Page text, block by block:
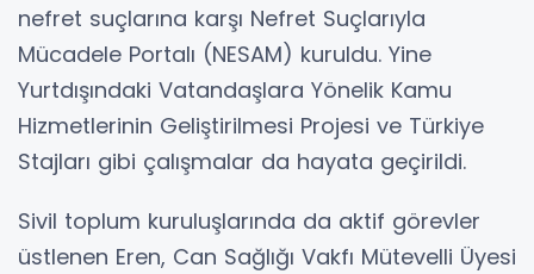
nefret suçlarına karşı Nefret Suçlarıyla
Mücadele Portalı (NESAM) kuruldu. Yine
Yurtdışındaki Vatandaşlara Yönelik Kamu
Hizmetlerinin Geliştirilmesi Projesi ve Türkiye
Stajları gibi çalışmalar da hayata geçirildi.
Sivil toplum kuruluşlarında da aktif görevler
üstlenen Eren, Can Sağlığı Vakfı Mütevelli Üyesi